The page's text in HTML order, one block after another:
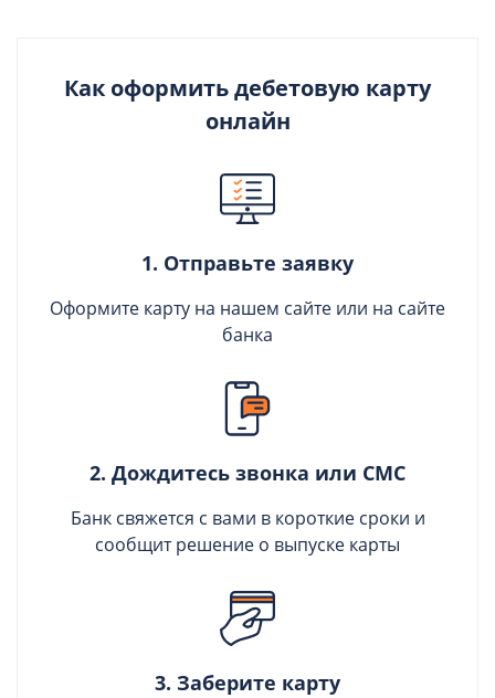
Как оформить дебетовую карту
онлайн
1. Отправьте заявку
Оформите карту на нашем сайте или на сайте
банка
2. Дождитесь звонка или СМС
Банк свяжется с вами в короткие сроки и
сообщит решение о выпуске карты
3. Заберите карту